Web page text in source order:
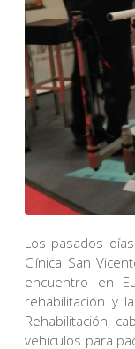
Los pasados
Clínica San
encuentro en
rehabilitación y
Rehabilitación,
vehículos para